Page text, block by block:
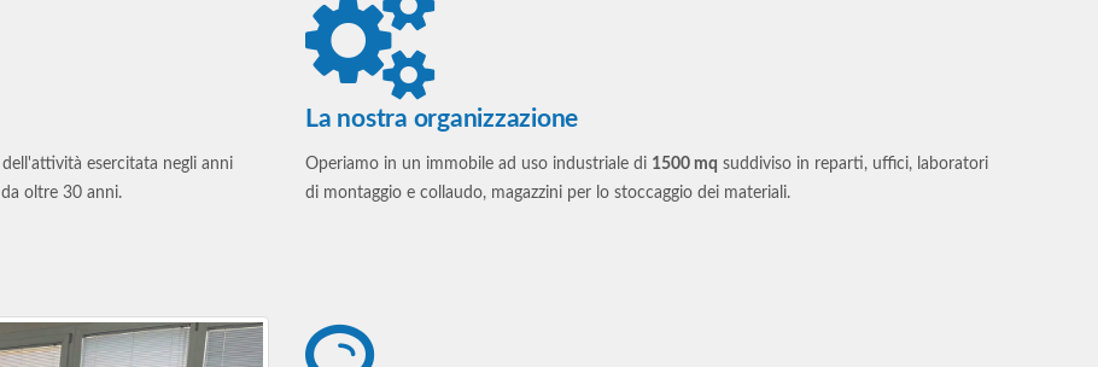
esercitata negli anni
oltre 30 anni.
La nostra organizzazione
Operiamo in un immobile ad uso industriale di 1500 mq suddiviso in reparti, uffici, laboratori
di montaggio e collaudo, magazzini per lo stoccaggio dei materiali.